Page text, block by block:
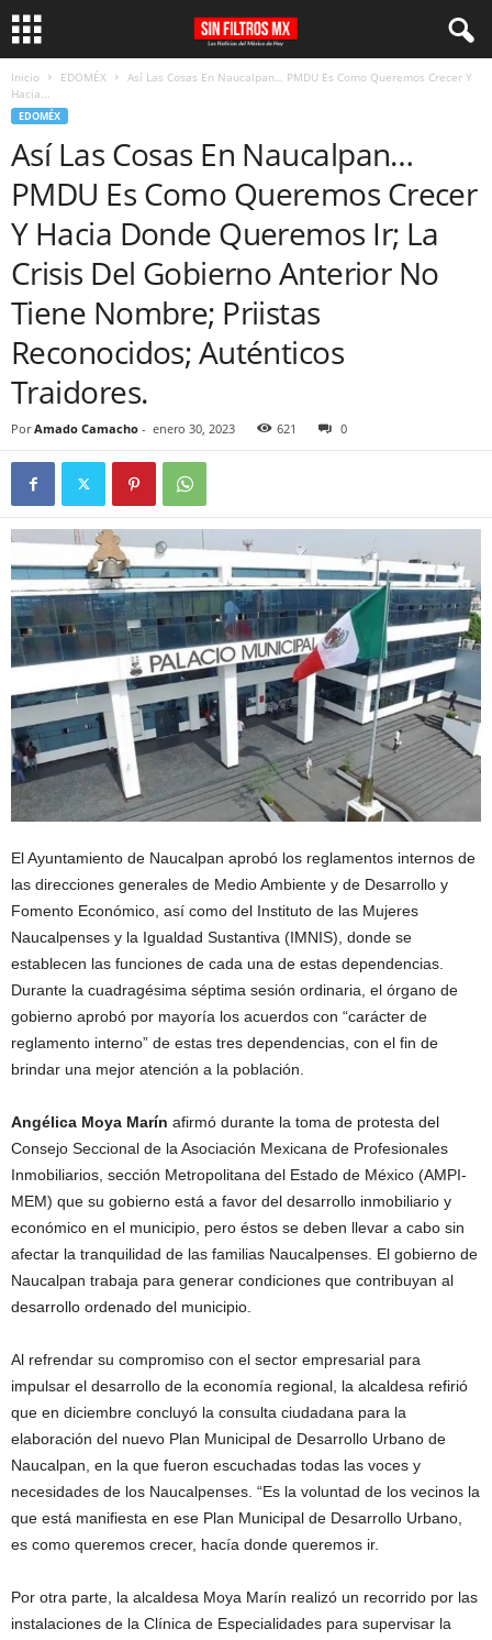
Inicio EDOMÉX
Así Las Cosas En Naucalpan… PMDU Es Como Queremos Crecer Y
Hacia...
EDOMÉX
Así Las Cosas En Naucalpan…
PMDU Es Como Queremos Crecer
Y Hacia Donde Queremos Ir; La
Crisis Del Gobierno Anterior No
Tiene Nombre; Priistas
Reconocidos; Auténticos
Traidores.
Por Amado Camacho - enero 30, 2023 621 0
El Ayuntamiento de Naucalpan aprobó los reglamentos internos de
las direcciones generales de Medio Ambiente y de Desarrollo y
Fomento Económico, así como del Instituto de las Mujeres
Naucalpenses y la Igualdad Sustantiva (IMNIS), donde se
establecen las funciones de cada una de estas dependencias.
Durante la cuadragésima séptima sesión ordinaria, el órgano de
gobierno aprobó por mayoría los acuerdos con “carácter de
reglamento interno” de estas tres dependencias, con el fin de
brindar una mejor atención a la población.
Angélica Moya Marín afirmó durante la toma de protesta del
Consejo Seccional de la Asociación Mexicana de Profesionales
Inmobiliarios, sección Metropolitana del Estado de México (AMPI-
MEM) que su gobierno está a favor del desarrollo inmobiliario y
económico en el municipio, pero éstos se deben llevar a cabo sin
afectar la tranquilidad de las familias Naucalpenses. El gobierno de
Naucalpan trabaja para generar condiciones que contribuyan al
desarrollo ordenado del municipio.
Al refrendar su compromiso con el sector empresarial para
impulsar el desarrollo de la economía regional, la alcaldesa refirió
que en diciembre concluyó la consulta ciudadana para la
elaboración del nuevo Plan Municipal de Desarrollo Urbano de
Naucalpan, en la que fueron escuchadas todas las voces y
necesidades de los Naucalpenses. “Es la voluntad de los vecinos la
que está manifiesta en ese Plan Municipal de Desarrollo Urbano,
es como queremos crecer, hacía donde queremos ir.
Por otra parte, la alcaldesa Moya Marín realizó un recorrido por las
instalaciones de la Clínica de Especialidades para supervisar la